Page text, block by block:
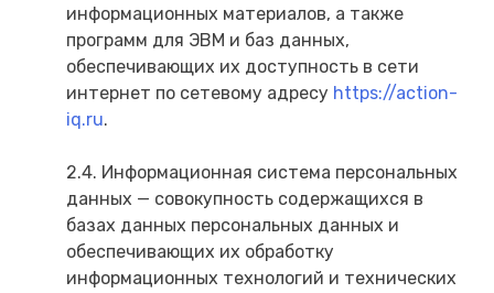
информационных материалов, а также
программ для ЭВМ и баз данных,
обеспечивающих их доступность в сети
интернет по сетевому адресу https://action-
iq.ru.
2.4. Информационная система персональных
данных — совокупность содержащихся в
базах данных персональных данных и
обеспечивающих их обработку
информационных технологий и технических